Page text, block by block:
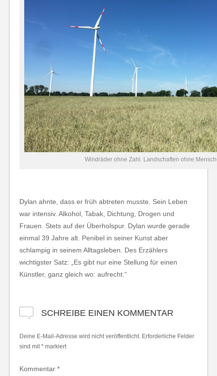
Windräder ohne Zahl. Landschaften ohne
Dylan ahnte, dass er früh abtreten musste. Sein Leben
war intensiv. Alkohol, Tabak, Dichtung, Drogen und
Frauen. Stets auf der Überholspur. Dylan wurde gerade
einmal 39 Jahre alt. Penibel in seiner Kunst aber
schlampig in seinem Alltagsleben. Des Erzählers
wichtigster Satz: „Es gibt nur eine Stellung für einen
Künstler, ganz gleich wo: aufrecht.“
SCHREIBE EINEN KOMMENTAR
Deine E-Mail-Adresse wird nicht veröffentlicht. Erforderliche Felder
sind mit * markiert
Kommentar *